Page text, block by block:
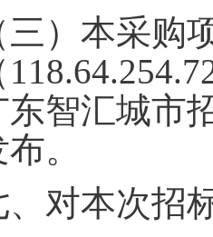
三）本采购
东智汇城市
。
、对本次招